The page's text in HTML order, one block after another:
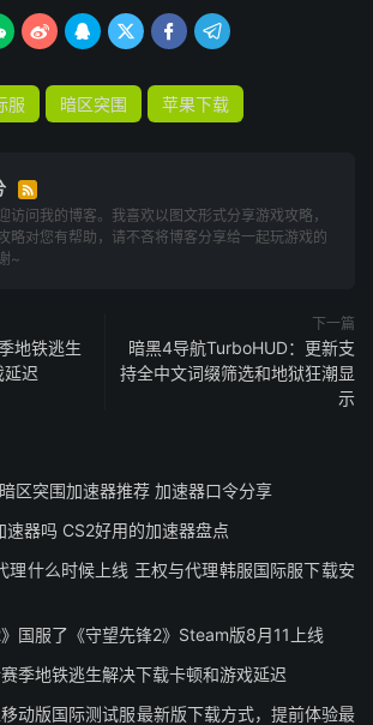
    
服 暗区突围 苹果下载

访问我的博客。我喜欢以图文形式分享游戏攻略，
略对您有帮助，请不吝将博客分享给一起玩游戏的
~
地铁逃生
延迟
下一篇
暗黑4导航TurboHUD：更新支
持全中文词缀筛选和地狱狂潮显
示
区突围加速器推荐 加速器口令分享
速器吗 CS2好用的加速器盘点
理什么时候上线 王权与代理韩服国际服下载安
国服了《守望先锋2》Steam版8月11上线
季地铁逃生解决下载卡顿和游戏延迟
动版国际测试服最新版下载方式，提前体验最